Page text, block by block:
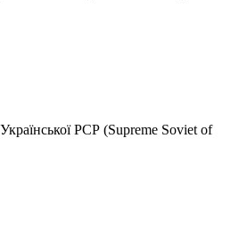
РСР (Supreme Soviet of